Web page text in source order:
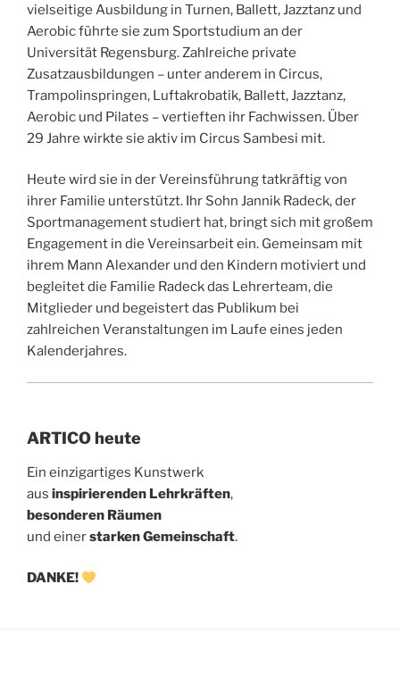
vielseitige Ausbildung in Turnen, Ballett, Jazztanz und
Aerobic führte sie zum Sportstudium an der
Universität Regensburg. Zahlreiche private
Zusatzausbildungen – unter anderem in Circus,
Trampolinspringen, Luftakrobatik, Ballett, Jazztanz,
Aerobic und Pilates – vertieften ihr Fachwissen. Über
29 Jahre wirkte sie aktiv im Circus Sambesi mit.
Heute wird sie in der Vereinsführung tatkräftig von
ihrer Familie unterstützt. Ihr Sohn Jannik Radeck, der
Sportmanagement studiert hat, bringt sich mit großem
Engagement in die Vereinsarbeit ein. Gemeinsam mit
ihrem Mann Alexander und den Kindern motiviert und
begleitet die Familie Radeck das Lehrerteam, die
Mitglieder und begeistert das Publikum bei
zahlreichen Veranstaltungen im Laufe eines jeden
Kalenderjahres.
ARTICO heute
Ein einzigartiges Kunstwerk
aus inspirierenden Lehrkräften,
besonderen Räumen
und einerstarken Gemeinschaft.
DANKE!